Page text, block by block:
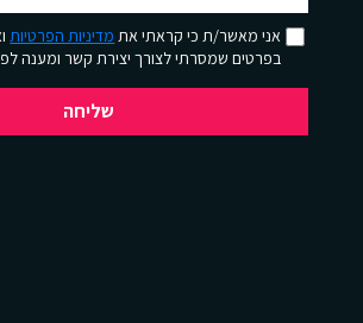
אני מאשר/ת כי קראתי את מדיניות הפרטיות
בפרטים שמסרתי לצורך יצירת קשר ומענה
שליחה